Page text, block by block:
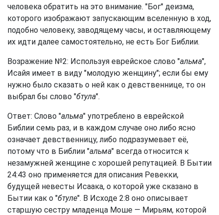
человека обратить на это внимание. "Бог" деизма,
которого изображают запускающим вселенную в ход,
подобно человеку, заводящему часы, и оставляющему
их идти далее самостоятельно, не есть Бог Библии.
Возражение №2: Используя еврейское слово "альма",
Исайя имеет в виду "молодую женщину"; если бы ему
нужно было сказать о ней как о девственнице, то он
выбрал бы слово "бтула".
Ответ: Слово "альма" употреблено в еврейской
Библии семь раз, и в каждом случае оно либо ясно
означает девственницу, либо подразумевает её,
потому что в Библии "альма" всегда относится к
незамужней женщине с хорошей репутацией. В Бытии
24:43 оно применяется для описания Ревекки,
будущей невесты Исаака, о которой уже сказано в
Бытии как о "бтуле". В Исходе 2:8 оно описывает
старшую сестру младенца Моше — Мирьям, которой